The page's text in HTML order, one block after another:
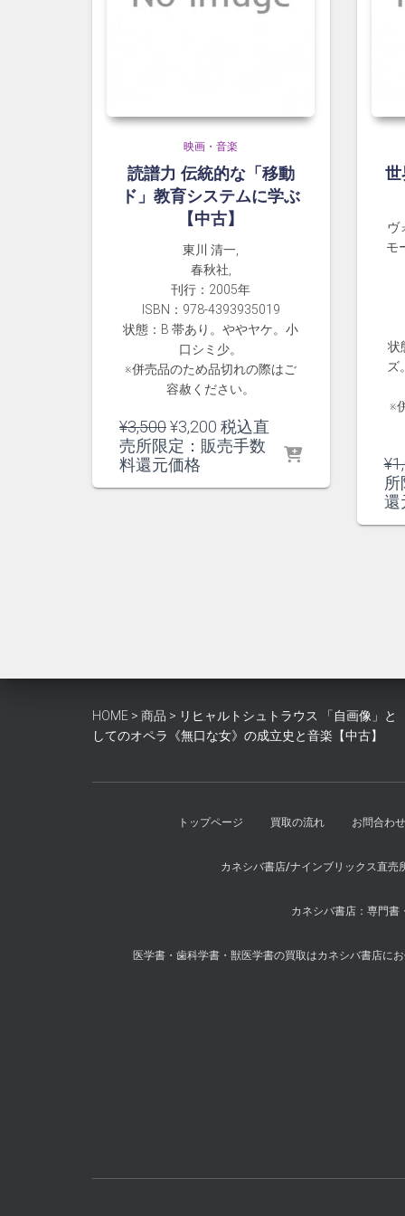
映画・音楽
読譜力 伝統的な「移動
ド」教育システムに学ぶ
【中古】
東川 清一,
春秋社,
刊行：2005年
ISBN：978-4393935019
状態：B 帯あり。ややヤケ。小
口シミ少。
※併売品のため品切れの際はご
容赦ください。
¥3,500元
の
価
¥3,200 現
在
税込直
売所限定：販売手数
料還元価格
世
ヴ
モ
状
ズ
※
¥
還
HOME > 商品 > リヒャルトシュトラウス 「自画像」と
してのオペラ《無口な女》の成立史と音楽【中古】
トップページ 買取の流れ お問合わ
カネシバ書店/ナインブリックス直売
カネシバ書店：専門書
医学書・歯科学書・獣医学書の買取はカネシバ書店に